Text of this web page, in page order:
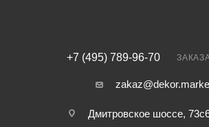
+7 (495) 789-96-70
Дмитровское шоссе,